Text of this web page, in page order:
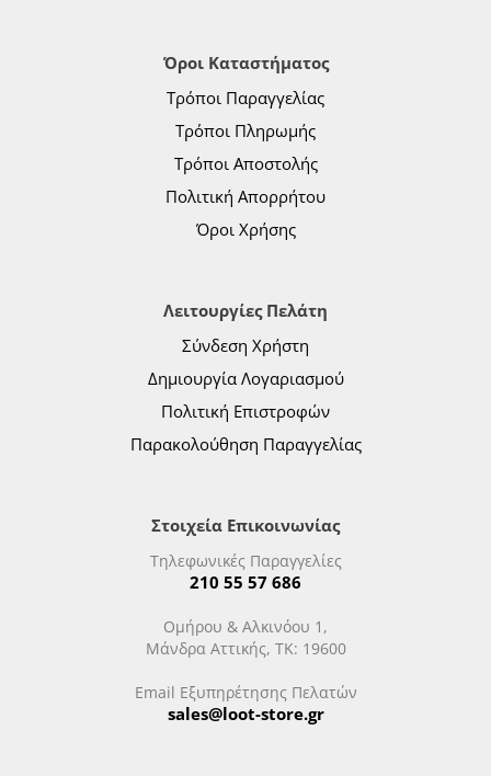
Όροι Καταστήματος
Τρόποι Παραγγελίας
Τρόποι Πληρωμής
Τρόποι Αποστολής
Πολιτική Απορρήτου
Όροι Χρήσης
Λειτουργίες Πελάτη
Σύνδεση Χρήστη
Δημιουργία Λογαριασμού
Πολιτική Επιστροφών
Παρακολούθηση Παραγγελίας
Στοιχεία Επικοινωνίας
Τηλεφωνικές Παραγγελίες
210 55 57 686
Ομήρου & Αλκινόου 1,
Μάνδρα Αττικής, ΤΚ: 19600
Email Εξυπηρέτησης Πελατών
sales@loot-store.gr